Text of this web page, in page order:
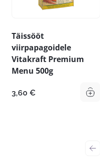
Täissööt
viirpapagoidele
Vitakraft Premium
Menu 500g
3,60 €
←